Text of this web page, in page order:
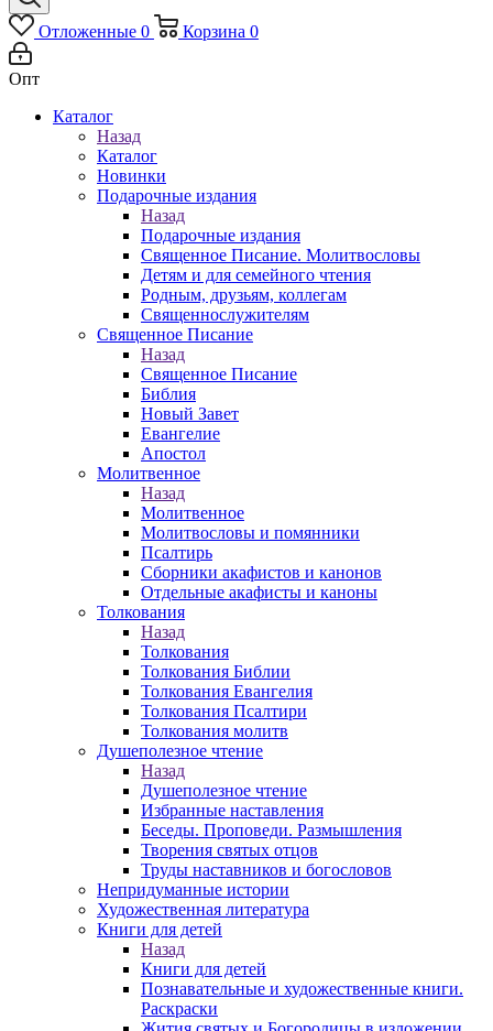
Отложенные 0 Корзина 0
Опт
Каталог
Назад
Каталог
Новинки
Подарочные издания
Назад
Подарочные издания
Священное Писание. Молитвословы
Детям и для семейного чтения
Родным, друзьям, коллегам
Священнослужителям
Священное Писание
Назад
Священное Писание
Библия
Новый Завет
Евангелие
Апостол
Молитвенное
Назад
Молитвенное
Молитвословы и помянники
Псалтирь
Сборники акафистов и канонов
Отдельные акафисты и каноны
Толкования
Назад
Толкования
Толкования Библии
Толкования Евангелия
Толкования Псалтири
Толкования молитв
Душеполезное чтение
Назад
Душеполезное чтение
Избранные наставления
Беседы. Проповеди. Размышления
Творения святых отцов
Труды наставников и богословов
Непридуманные истории
Художественная литература
Книги для детей
Назад
Книги для детей
Познавательные и художественные книги.
Раскраски